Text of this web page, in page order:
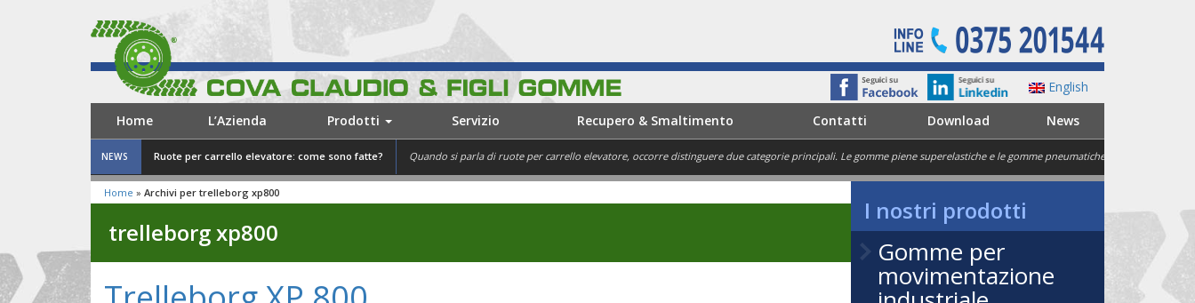
English
Home
L’Azienda Prodotti Servizio Recupero & Smaltimento Contatti Download News
NEWS Ruote per carrello elevatore: come sono fatte? Quando si parla di ruote per carrello elevatore, occorre distinguere due categorie principali. Le gomme piene superelastiche e le gomme pneumatiche. Le prime,
Home » Archivi per trelleborg xp800
trelleborg xp800
I nostri prodotti
Gomme per
movimentazione